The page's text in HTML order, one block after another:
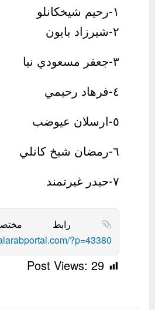
۱-رحیم شیخكانلو
۲-شیرزاد بايون
۳-جعفر مسعودي نیا
٤-فرهاد رحیمي
٥-ارسلان عیوضب
٦-رمضان شیخ كانلي
۷-حیدر غیرتمند
رابط
?p=43380
Post Views: 29